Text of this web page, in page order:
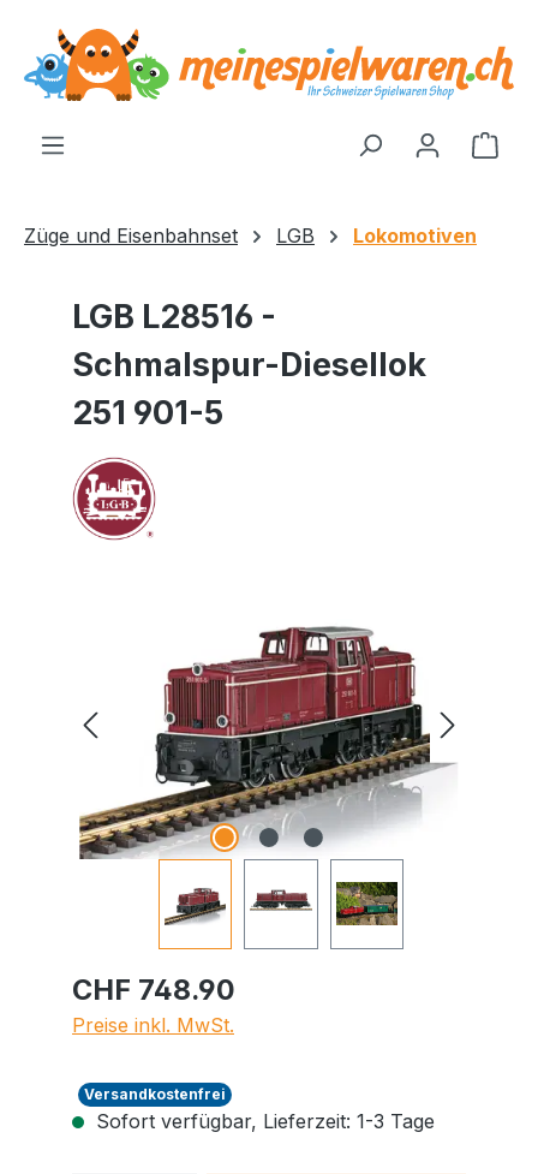
springen
Züge und Eisenbahnset LGB Lokomotiven
LGB L28516 -
Schmalspur-Diesellok
251 901-5
CHF 748.90
Preise inkl. MwSt.
Versandkostenfrei
Sofort verfügbar, Lieferzeit: 1-3 Tage